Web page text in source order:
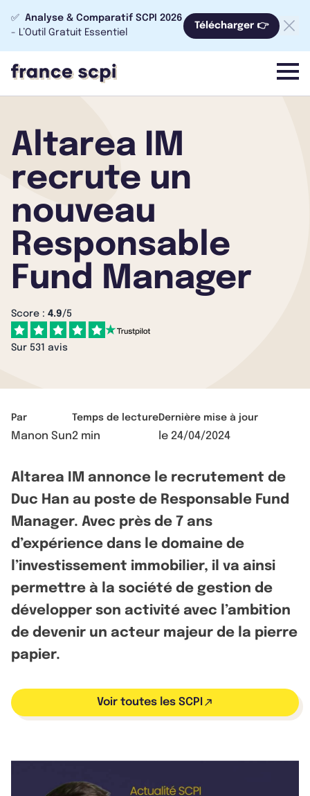
✅ Analyse & Comparatif SCPI 2026
- L’Outil Gratuit Essentiel
Télécharger 👉
menu
Altarea IM
recrute un
nouveau
Responsable
Fund Manager
Score : 4.9/5
Sur 531 avis
Par
Manon Sun
Temps de lecture
2 min
Dernière mise à jour
le 24/04/2024
Altarea IM annonce le recrutement de
Duc Han au poste de Responsable Fund
Manager. Avec près de 7 ans
d’expérience dans le domaine de
l’investissement immobilier, il va ainsi
permettre à la société de gestion de
développer son activité avec l’ambition
de devenir un acteur majeur de la pierre
papier.
Voir toutes les SCPI